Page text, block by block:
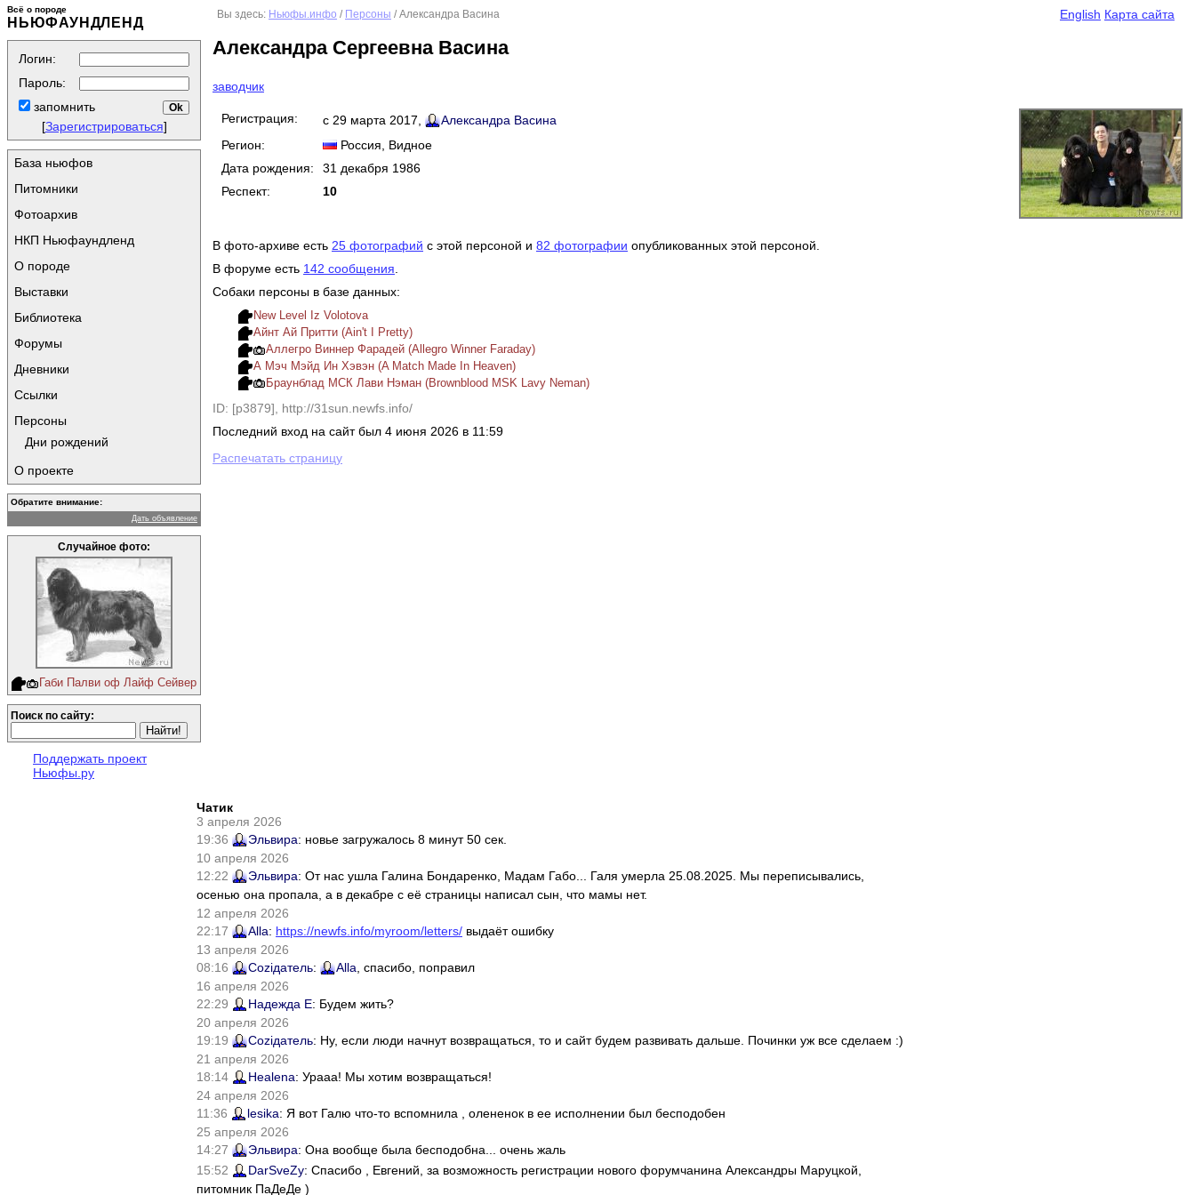
Всё о породе
НЬЮФАУНДЛЕНД
Логин:
Пароль:
запомнить
[Зарегистрироваться]
База ньюфов
Питомники
Фотоархив
НКП Ньюфаундленд
О породе
Выставки
Библиотека
Форумы
Дневники
Ссылки
Персоны
Дни рождений
О проекте
Обратите внимание:
Дать объявление
Случайное фото:
Габи Палви оф Лайф Сейвер
Поиск по сайту:
Поддержать проект
Ньюфы.ру
English Карта сайта
Вы здесь: Ньюфы.инфо / Персоны / Александра Васина
Александра Сергеевна Васина
заводчик
Регистрация: с 29 марта 2017,
Александра Васина
Регион:
Россия , Видное
Дата рождения:
31 декабря 1986
Респект:
10
В фото-архиве есть 25 фотографий c этой персоной и 82 фотографии опубликованных этой персоной.
В форуме есть 142 сообщения.
Собаки персоны в базе данных:
New Level Iz Volotova
Айнт Ай Притти (Ain't I Pretty)
Аллегро Виннер Фарадей (Allegro Winner Faraday)
А Мэч Мэйд Ин Хэвэн (A Match Made In Heaven)
Браунблад MCК Лави Нэман (Brownblood MSK Lavy Neman)
ID: [p3879], http://31sun.newfs.info/
Последний вход на сайт был 4 июня 2026 в 11:59
Распечатать страницу
Чатик
3 апреля 2026
19:36
Эльвира: новье загружалось 8 минут 50 сек.
10 апреля 2026
12:22
Эльвира: От нас ушла Галина Бондаренко, Мадам Габо... Галя умерла 25.08.2025. Мы переписывались,
осенью она пропала, а в декабре с её страницы написал сын, что мамы нет.
12 апреля 2026
22:17
Alla: https://newfs.info/myroom/letters/ выдаёт ошибку
13 апреля 2026
08:16
Соziдатель: Alla , спасибо, поправил
16 апреля 2026
22:29
Надежда Е: Будем жить?
20 апреля 2026
19:19
Соziдатель: Ну, если люди начнут возвращаться, то и сайт будем развивать дальше. Починки уж все сделаем :)
21 апреля 2026
18:14
Healena: Урааа! Мы хотим возвращаться!
24 апреля 2026
11:36
lesika: Я вот Галю что-то вспомнила , олененок в ее исполнении был бесподобен
25 апреля 2026
14:27
Эльвира: Она вообще была бесподобна... очень жаль
15:52
DarSveZy: Спасибо , Евгений, за возможность регистрации нового форумчанина Александры Маруцкой,
питомник ПаДеДе )